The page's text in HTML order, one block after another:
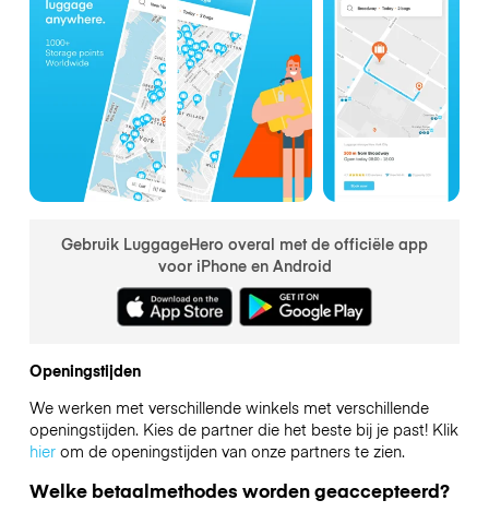
Gebruik LuggageHero overal met de officiële app
voor iPhone en Android
Openingstijden
We werken met verschillende winkels met verschillende
openingstijden. Kies de partner die het beste bij je past! Klik
hierom de openingstijden van onze partners te zien.
Welke betaalmethodes worden geaccepteerd?